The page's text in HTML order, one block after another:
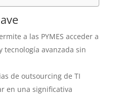
a las PYMES acceder a
tecnología avanzada sin
de outsourcing de TI
en una significativa